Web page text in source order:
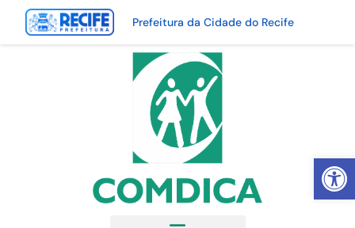
Abrir
Prefeitura da Cidade do Recife